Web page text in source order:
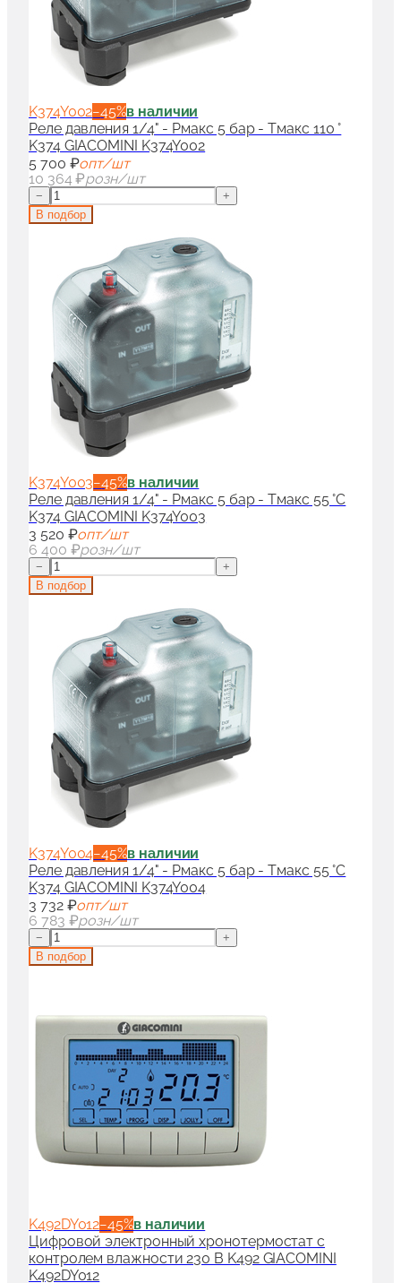
K374Y002−45%в наличии
Реле давления 1/4" - Pмакс 5 бар - Tмакс 110 °
K374 GIACOMINI K374Y002
5 700 ₽опт/шт
10 364 ₽розн/шт
−
+
В подбор
K374Y003−45%в наличии
Реле давления 1/4" - Pмакс 5 бар - Tмакс 55 °C
K374 GIACOMINI K374Y003
3 520 ₽опт/шт
6 400 ₽розн/шт
−
+
В подбор
K374Y004−45%в наличии
Реле давления 1/4" - Pмакс 5 бар - Tмакс 55 °C
K374 GIACOMINI K374Y004
3 732 ₽опт/шт
6 783 ₽розн/шт
−
+
В подбор
K492DY012−45%в наличии
Цифровой электронный хронотермостат с
контролем влажности 230 B K492 GIACOMINI
K492DY012